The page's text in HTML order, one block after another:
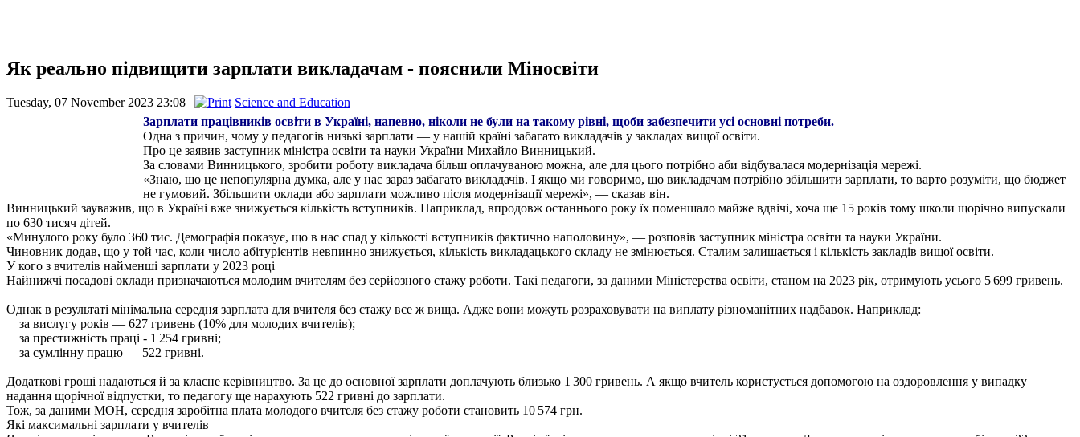
Як реально підвищити зарплати викладачам - пояснили Міносвіти
Tuesday, 07 November 2023 23:08 |
Science and Education
Зарплати працівників освіти в Україні, напевно, ніколи не були на такому рівні, щоби забезпечити усі основні потреби.
Одна з причин, чому у педагогів низькі зарплати — у нашій країні забагато викладачів у закладах вищої освіти.
Про це заявив заступник міністра освіти та науки України Михайло Винницький.
За словами Винницького, зробити роботу викладача більш оплачуваною можна, але для цього потрібно аби відбувалася модернізація мережі.
«Знаю, що це непопулярна думка, але у нас зараз забагато викладачів. І якщо ми говоримо, що викладачам потрібно збільшити зарплати, то варто розуміти, що бюджет
не гумовий. Збільшити оклади або зарплати можливо після модернізації мережі», — сказав він.
Винницький зауважив, що в Україні вже знижується кількість вступників. Наприклад, впродовж останнього року їх поменшало майже вдвічі, хоча ще 15 років тому школи щорічно випускали
по 630 тисяч дітей.
«Минулого року було 360 тис. Демографія показує, що в нас спад у кількості вступників фактично наполовину», — розповів заступник міністра освіти та науки України.
Чиновник додав, що у той час, коли число абітурієнтів невпинно знижується, кількість викладацького складу не змінюється. Сталим залишається і кількість закладів вищої освіти.
У кого з вчителів найменші зарплати у 2023 році
Найнижчі посадові оклади призначаються молодим вчителям без серйозного стажу роботи. Такі педагоги, за даними Міністерства освіти, станом на 2023 рік, отримують усього 5 699 гривень.
Однак в результаті мінімальна середня зарплата для вчителя без стажу все ж вища. Адже вони можуть розраховувати на виплату різноманітних надбавок. Наприклад:
за вислугу років — 627 гривень (10% для молодих вчителів);
за престижність праці - 1 254 гривні;
за сумлінну працю — 522 гривні.
Додаткові гроші надаються й за класне керівництво. За це до основної зарплати доплачують близько 1 300 гривень. А якщо вчитель користується допомогою на оздоровлення у випадку
надання щорічної відпустки, то педагогу ще нарахують 522 гривні до зарплати.
Тож, за даними МОН, середня заробітна плата молодого вчителя без стажу роботи становить 10 574 грн.
Які максимальні зарплати у вчителів